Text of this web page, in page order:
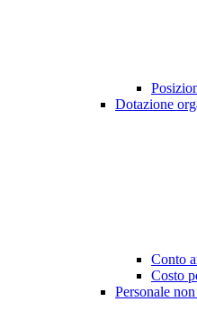
Dotazione
Conto
Costo
Personale